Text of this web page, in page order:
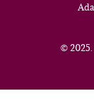
© 2025.